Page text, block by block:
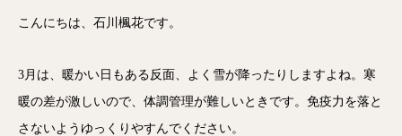
こんにちは、石川楓花です。
3月は、暖かい日もある反面、よく雪が降ったりしますよね。寒
暖の差が激しいので、体調管理が難しいときです。免疫力を落と
さないようゆっくりやすんでください。